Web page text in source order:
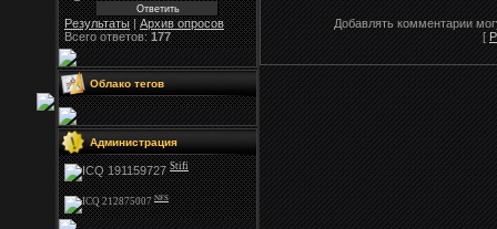
Результаты|Архив опросов
Всего ответов:177
Облако тегов
Администрация
Stifi
NFS
Добавлять комментарии
[